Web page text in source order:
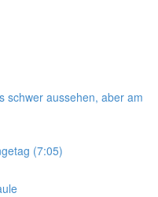
schwer aussehen, aber am
(7:05)